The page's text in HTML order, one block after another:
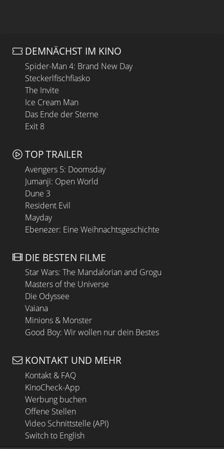
DEMNÄCHST IM KINO
Spider-Man 4: Brand New Day
Steckerlfischfiasko
The Invite
Ice Cream Man
Das Ende der Sterne
Exit 8
TOP TRAILER
Avengers 5: Doomsday
Jumanji: Open World
Dune 3
Resident Evil
Mayday
Ebenezer: Eine Weihnachtsgeschichte
DIE BESTEN FILME
Star Wars: The Mandalorian and Grogu
Masters of the Universe
Die Odyssee
Vaiana
Minions & Monster
Good Boy: Wir wollen nur dein Bestes
KONTAKT UND MEHR
Kontakt & FAQ
KinoCheck-App
Werbung buchen
Offene Stellen
Video Schnittstelle (API)
Switch to English